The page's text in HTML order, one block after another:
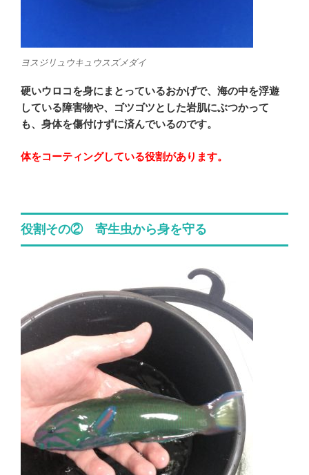
ヨスジリュウキュウスズメダイ
硬いウロコを身にまとっているおかげで、海の中を浮遊
している障害物や、ゴツゴツとした岩肌にぶつかって
も、身体を傷付けずに済んでいるのです。
体をコーティングしている役割があります。
役割その② 寄生虫から身を守る